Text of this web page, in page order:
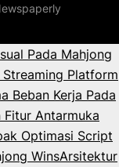
Pada Mahjong
Platform
Beban Kerja Pada
Fitur Antarmuka
Optimasi Script
WinsArsitektur